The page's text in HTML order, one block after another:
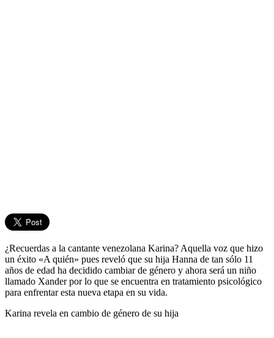
¿Recuerdas a la cantante venezolana Karina? Aquella voz que hizo
un éxito «A quién» pues reveló que su hija Hanna de tan sólo 11
años de edad ha decidido cambiar de género y ahora será un niño
llamado Xander por lo que se encuentra en tratamiento psicológico
para enfrentar esta nueva etapa en su vida.
Karina revela en cambio de género de su hija